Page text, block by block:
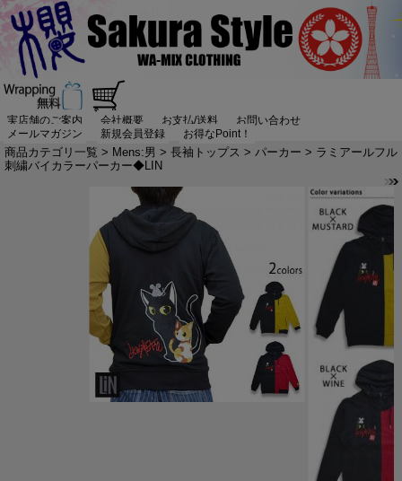
実店舗のご案内 会社概要 お支払/送料
お問い合わせ
メールマガジン
新規会員登録 お得なPoint！
商品カテゴリ一覧 > Mens:男 > 長袖トップス > パーカー > ラミアールフル
刺繍バイカラーパーカー◆LIN